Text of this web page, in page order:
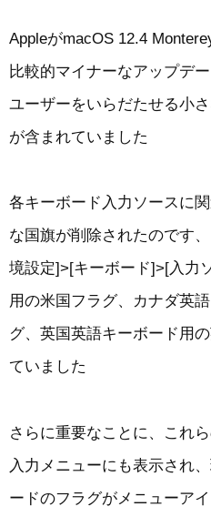
AppleがmacOS 12.4
比較的マイナーなアップデ
ユーザーをいらだたせる小
が含まれていました
各キーボード入力ソースに
な国旗が削除されたのです
境設定]>[キーボード]>[入力
用の米国フラグ、カナダ英
グ、英国英語キーボード用
ていました
さらに重要なことに、これ
入力メニューにも表示され
ードのフラグがメニューア